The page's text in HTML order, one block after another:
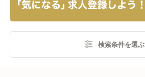
検索条件を選ぶ